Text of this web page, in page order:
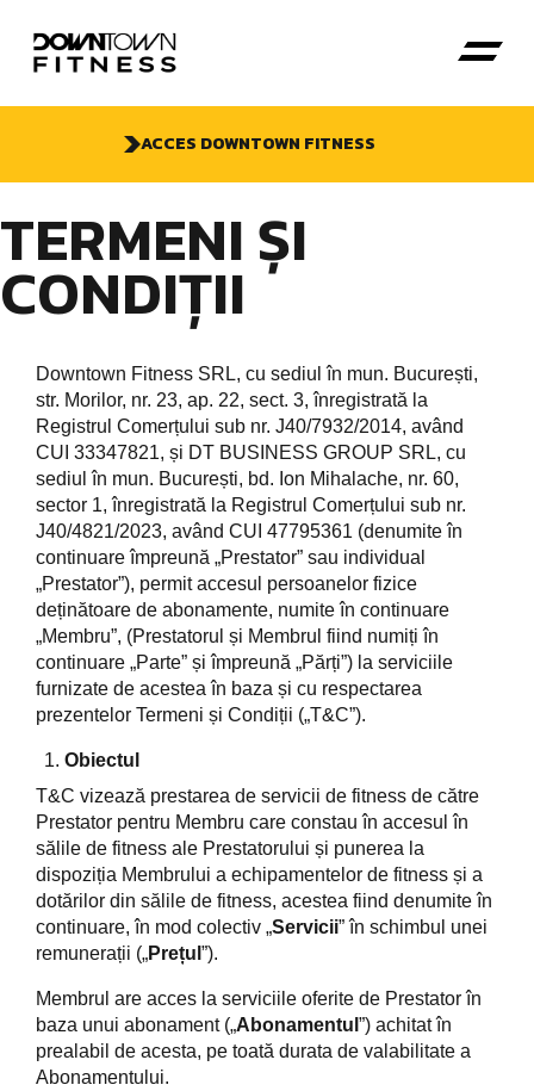
ACCES DOWNTOWN FITNESS
TERMENI ȘI
CONDIȚII
Downtown Fitness SRL, cu sediul în mun. București,
str. Morilor, nr. 23, ap. 22, sect. 3, înregistrată la
Registrul Comerțului sub nr. J40/7932/2014, având
CUI 33347821, și DT BUSINESS GROUP SRL, cu
sediul în mun. București, bd. Ion Mihalache, nr. 60,
sector 1, înregistrată la Registrul Comerțului sub nr.
J40/4821/2023, având CUI 47795361 (denumite în
continuare împreună „Prestator” sau individual
„Prestator”), permit accesul persoanelor fizice
deținătoare de abonamente, numite în continuare
„Membru”, (Prestatorul și Membrul fiind numiți în
continuare „Parte” și împreună „Părți”) la serviciile
furnizate de acestea în baza și cu respectarea
prezentelor Termeni și Condiții („T&C”).
Obiectul
T&C vizează prestarea de servicii de fitness de către
Prestator pentru Membru care constau în accesul în
sălile de fitness ale Prestatorului și punerea la
dispoziția Membrului a echipamentelor de fitness și a
dotărilor din sălile de fitness, acestea fiind denumite în
continuare, în mod colectiv „Servicii” în schimbul unei
remunerații („Prețul ”).
Membrul are acces la serviciile oferite de Prestator în
baza unui abonament („Abonamentul ”) achitat în
prealabil de acesta, pe toată durata de valabilitate a
Abonamentului.